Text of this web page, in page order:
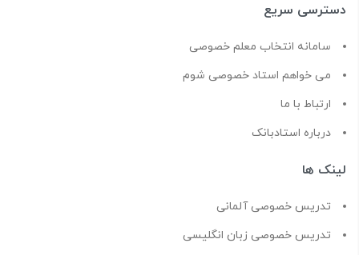
دسترسی سریع
سامانه انتخاب معلم خصوصی
می خواهم استاد خصوصی شوم
ارتباط با ما
درباره استادبانک
لینک ها
تدریس خصوصی آلمانی
تدریس خصوصی زبان انگلیسی